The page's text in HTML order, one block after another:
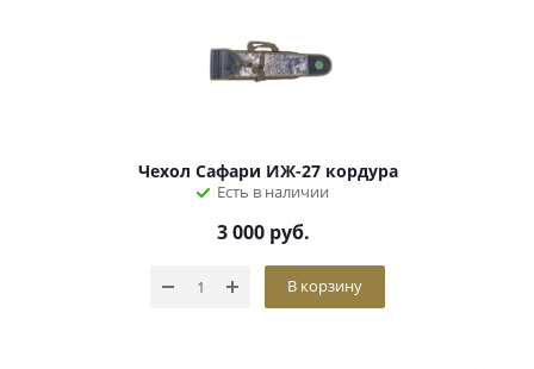
Чехол Сафари ИЖ-27 кордура
Есть в наличии
3 000 руб.
В корзину